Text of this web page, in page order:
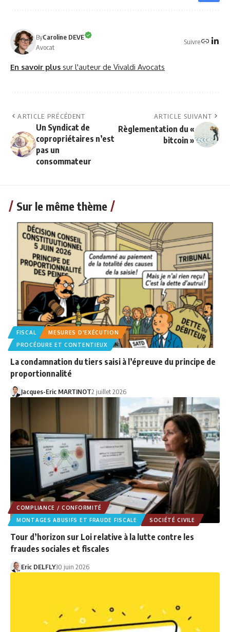
ByCaroline DEVE
Avocat
Suivre
En savoir plus sur l'auteur de Vivaldi Avocats
ARTICLE PRÉCÉDENT
Un Syndicat de
copropriétaires n’est
pas un
consommateur
ARTICLE SUIVANT
Règlementation du «
bitcoin »
Sur le même thème
FISCAL
MESURES D'EXÉCUTION
PROCÉDURE ET CONTENTIEUX
La condamnation du tiers saisi à l’épreuve du principe de
proportionnalité
Jacques-Eric MARTINOT2 juillet 2026
COMPLIANCE / CONFORMITÉ
MONTAGES ABUSIFS ET FRAUDE FISCALE
SOCIÉTÉ CIVILE
Tour d’horizon sur Loi relative à la lutte contre les
fraudes sociales et fiscales
Eric DELFLY30 juin 2026